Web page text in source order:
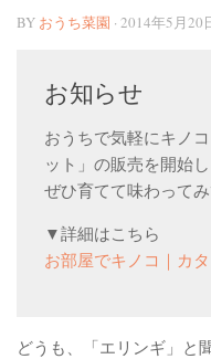
軽量鉢
ベランダ用フェルト鉢
ガーデニンファニチャ
DIYアクアポニックス
アロマとハーブ
BY おうち菜園 · 2014年5月20
お知らせ
おうちで気軽にキノ
ット」の販売を開始
ぜひ育てて味わってみ
▼詳細はこちら
お部屋でキノコ｜カ
どうも、「エリンギ」と